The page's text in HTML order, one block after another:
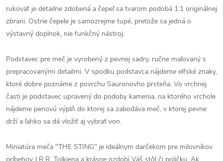
rukoväť je detailne zdobená a čepeľ sa tvarom podobá 1:1 originálnej
zbrani. Ostrie čepele je samozrejme tupé, pretože sa jedná o
výstavný doplnok, nie funkčný nástroj.
Podstavec pre meč je vyrobený z pevnej sadry, ručne maľovaný s
prepracovanými detailmi. V spodku podstavca nájdeme elfské znaky,
ktoré dobre poznáme z povrchu Sauronovho prsteňa. Vo vrchnej
časti je podstavec upravený do podoby kamenia, na ktorého vrchole
nájdeme penovú výplň do ktorej sa zabodáva meč, v ktorej pevne
drží a ľahko sa dá vložiť aj vybrať von.
Miniatúra meča "THE STING" je ideálnym darčekom pre milovníkov